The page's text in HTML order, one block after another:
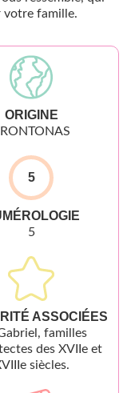
votre famille.
ORIGINE
5
5
ASSOCIÉES
familles
des XVIIe et
siècles.